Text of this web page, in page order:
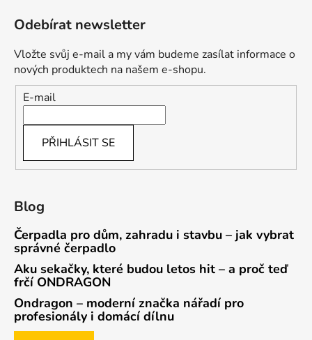
Odebírat newsletter
Vložte svůj e-mail a my vám budeme zasílat informace o
nových produktech na našem e-shopu.
E-mail
PŘIHLÁSIT SE
Blog
Čerpadla pro dům, zahradu i stavbu – jak vybrat
správné čerpadlo
Aku sekačky, které budou letos hit – a proč teď
frčí ONDRAGON
Ondragon – moderní značka nářadí pro
profesionály i domácí dílnu